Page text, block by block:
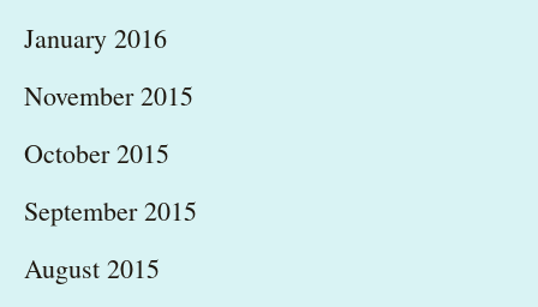
January 2016
November 2015
October 2015
September 2015
August 2015